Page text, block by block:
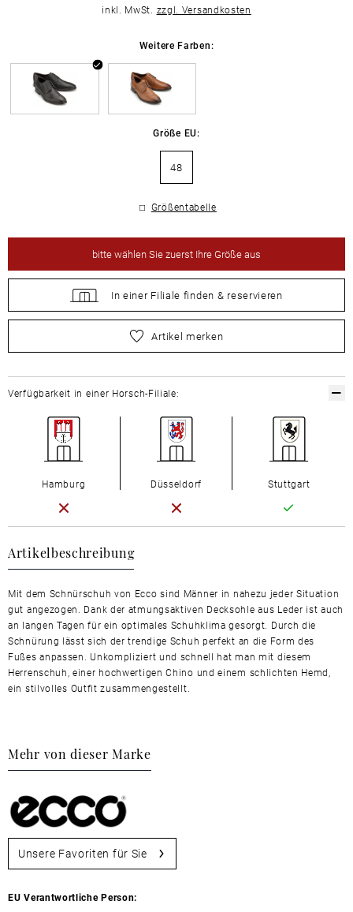
inkl. MwSt. zzgl. Versandkosten
Weitere Farben:
Größe EU:
48
Größentabelle
bittewählen Sie zuerst Ihre Größe aus
In einer Filiale finden & reservieren
wählen Sie zuerst Ihre Größe aus
Artikel merken
Artikelbeschreibung
Mit dem Schnürschuh von Ecco sind Männer in nahezu jeder Situation
gut angezogen. Dank der atmungsaktiven Decksohle aus Leder ist auch
an langen Tagen für ein optimales Schuhklima gesorgt. Durch die
Schnürung lässt sich der trendige Schuh perfekt an die Form des
Fußes anpassen. Unkompliziert und schnell hat man mit diesem
Herrenschuh, einer hochwertigen Chino und einem schlichten Hemd,
ein stilvolles Outfit zusammengestellt.
Mehr von dieser Marke
Unsere Favoriten für Sie
EU Verantwortliche Person:
Verfügbarkeit in einer Horsch-Filiale:
Hamburg Düsseldorf Stuttgart